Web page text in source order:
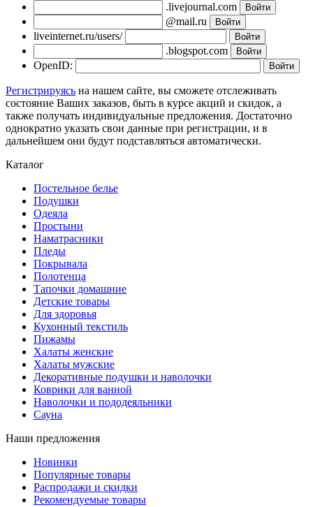
.livejournal.com
@mail.ru
liveinternet.ru/users/
.blogspot.com
OpenID:
Регистрируясь на нашем сайте, вы сможете отслеживать
состояние Ваших заказов, быть в курсе акций и скидок, а
также получать индивидуальные предложения. Достаточно
однократно указать свои данные при регистрации, и в
дальнейшем они будут подставляться автоматически.
Каталог
Постельное белье
Подушки
Одеяла
Простыни
Наматрасники
Пледы
Покрывала
Полотенца
Тапочки домашние
Детские товары
Для здоровья
Кухонный текстиль
Пижамы
Халаты женские
Халаты мужские
Декоративные подушки и наволочки
Коврики для ванной
Наволочки и пододеяльники
Сауна
Наши предложения
Новинки
Популярные товары
Распродажи и скидки
Рекомендуемые товары